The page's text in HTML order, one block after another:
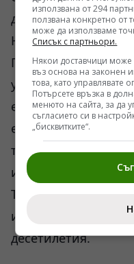
демонстрира
Напротив.
През последните
увеличава
електромобили,
елементи,
интелект. Това не
Това са секторите,
икономическата
десетилетия.
използвана от 294
ползвана конкретно от
може да използваме
Списък с партньори.
Някои доставчици
въз основа на законен
това, като управлявате
Потърсете връзка в
менюто на сайта, за да
съгласието си в
„бисквитките“.